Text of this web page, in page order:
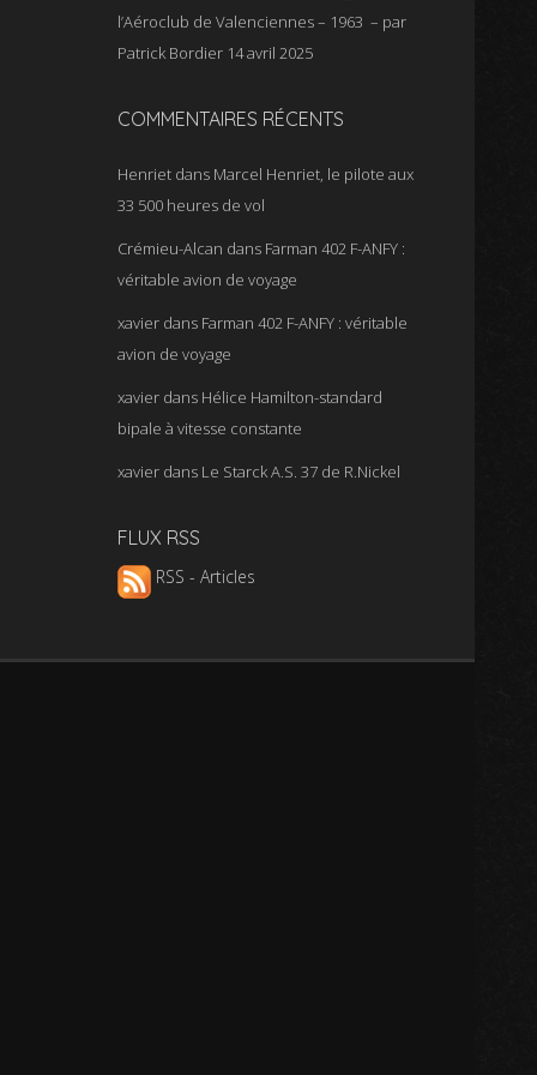
l’Aéroclub de Valenciennes – 1963 – par
Patrick Bordier 14 avril 2025
COMMENTAIRES RÉCENTS
Henriet dans Marcel Henriet, le pilote aux
33 500 heures de vol
Crémieu-Alcan dans Farman 402 F-ANFY :
véritable avion de voyage
xavier dans Farman 402 F-ANFY : véritable
avion de voyage
xavier dans Hélice Hamilton-standard
bipale à vitesse constante
xavier dans Le Starck A.S. 37 de R.Nickel
FLUX RSS
RSS - Articles